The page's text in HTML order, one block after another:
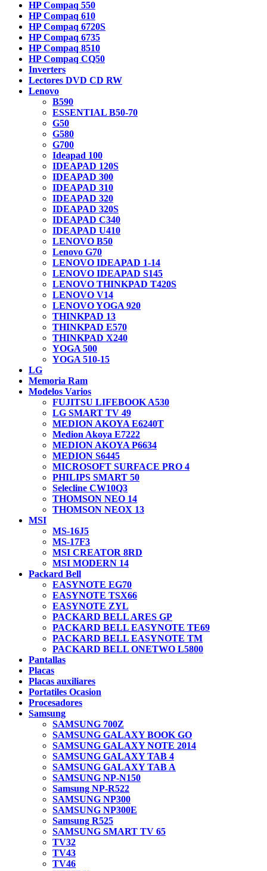
HP Compaq 550
HP Compaq 610
HP Compaq 6720S
HP Compaq 6735
HP Compaq 8510
HP Compaq CQ50
Inverters
Lectores DVD CD RW
Lenovo
B590
ESSENTIAL B50-70
G50
G580
G700
Ideapad 100
IDEAPAD 120S
IDEAPAD 300
IDEAPAD 310
IDEAPAD 320
IDEAPAD 320S
IDEAPAD C340
IDEAPAD U410
LENOVO B50
Lenovo G70
LENOVO IDEAPAD 1-14
LENOVO IDEAPAD S145
LENOVO THINKPAD T420S
LENOVO V14
LENOVO YOGA 920
THINKPAD 13
THINKPAD E570
THINKPAD X240
YOGA 500
YOGA 510-15
LG
Memoria Ram
Modelos Varios
FUJITSU LIFEBOOK A530
LG SMART TV 49
MEDION AKOYA E6240T
Medion Akoya E7222
MEDION AKOYA P6634
MEDION S6445
MICROSOFT SURFACE PRO 4
PHILIPS SMART 50
Selecline CW10Q3
THOMSON NEO 14
THOMSON NEOX 13
MSI
MS-16J5
MS-17F3
MSI CREATOR 8RD
MSI MODERN 14
Packard Bell
EASYNOTE EG70
EASYNOTE TSX66
EASYNOTE ZYL
PACKARD BELL ARES GP
PACKARD BELL EASYNOTE TE69
PACKARD BELL EASYNOTE TM
PACKARD BELL ONETWO L5800
Pantallas
Placas
Placas auxiliares
Portatiles Ocasion
Procesadores
Samsung
SAMSUNG 700Z
SAMSUNG GALAXY BOOK GO
SAMSUNG GALAXY NOTE 2014
SAMSUNG GALAXY TAB 4
SAMSUNG GALAXY TAB A
SAMSUNG NP-N150
Samsung NP-R522
SAMSUNG NP300
SAMSUNG NP300E
Samsung R525
SAMSUNG SMART TV 65
TV32
TV43
TV46